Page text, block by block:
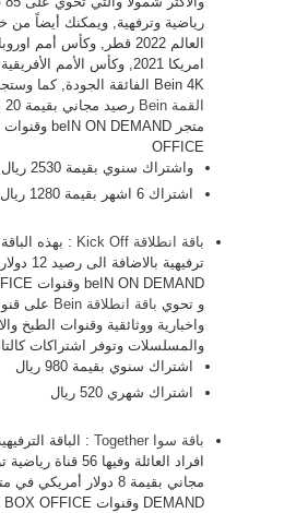
رياضية وترفهية, ويمكنك أيضاً من
Bein 4K الفائقة الجودة, كما وستجدون في
القمة Bein
OFFICE
واشتراك سنوي بقيمة 2530 ريال
اشتراك 6 اشهر بقيمة 1280 ريال
باقة انطلاقة Kick Off
ترفيهية
و تحوي باقة انطلاقة Bein
على
واخبارية ووثائقية وقنوات الطبخ
والمسلسلات وتوفر اشتراكات
اشتراك سنوي بقيمة 980 ريال
اشتراك شهري 520 ريال
باقة سوا Together
: الباقة
افراد العائلة وفيها 56
DEMAND وقنوات beIN BOX OFFICE.